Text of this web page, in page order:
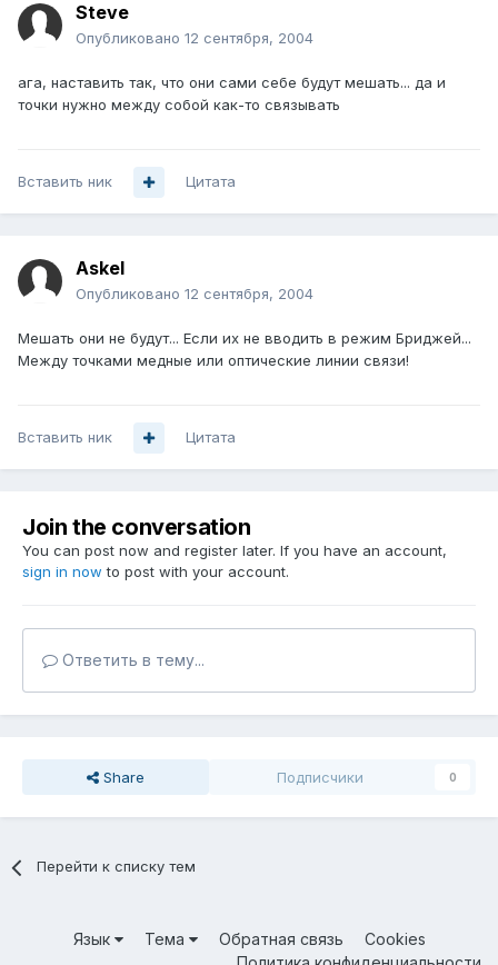
Stevе
Опубликовано 12 сентября, 2004
ага, наставить так, что они сами себе будут мешать... да и
точки нужно между собой как-то связывать
Вставить ник Цитата
Askel
Опубликовано 12 сентября, 2004
Мешать они не будут... Если их не вводить в режим Бриджей...
Между точками медные или оптические линии связи!
Вставить ник Цитата
Join the conversation
You can post now and register later. If you have an account,
sign in now to post with your account.
Ответить в тему...
Share Подписчики 0
Перейти к списку тем
Язык Тема Обратная связь
Cookies